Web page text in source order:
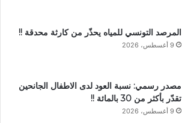
المرصد التونسي للمياه يحذّر من كارثة محدقة !!
9 أغسطس، 2026
مصدر رسمي: نسبة العود لدى الاطفال الجانحين
تقدّر بأكثر من 30 بالمائة !!
9 أغسطس، 2026